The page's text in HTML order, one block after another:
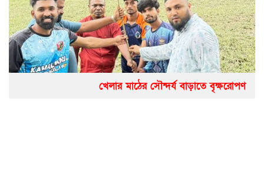
খেলার মাঠের সৌন্দর্য বাড়াতে বৃক্ষরোপণ